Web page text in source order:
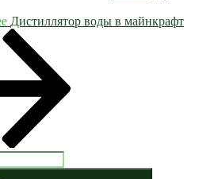
Дистиллятор воды в майнкрафт